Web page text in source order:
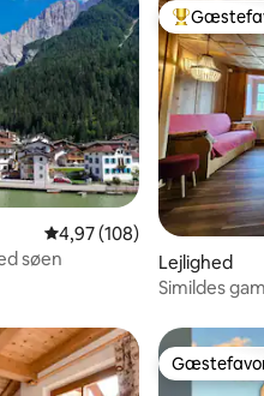
156 omtaler
4,97 ud af 5 i
4,97 (108)
søen
Bedste
Lejlighed
Simildes